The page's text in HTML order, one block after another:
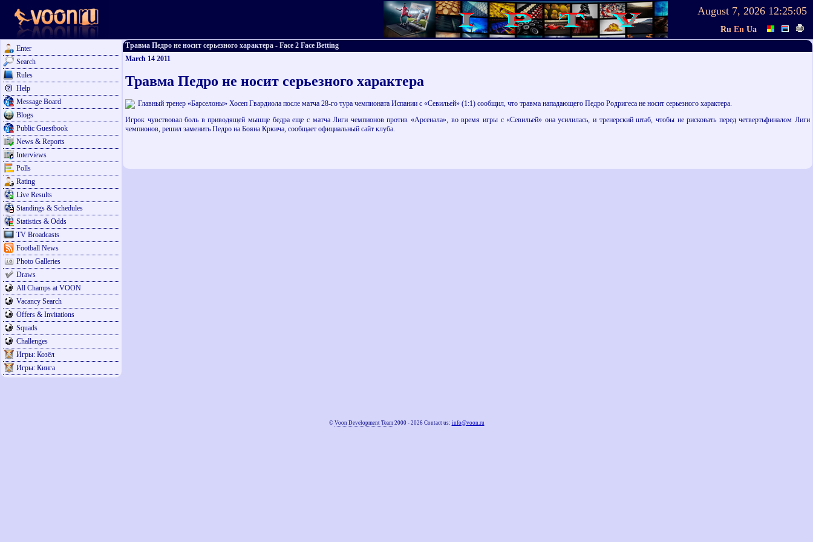
August 7, 2026 12:25:05
Ru En Ua
Enter
Search
Rules
Help
Message Board
Blogs
Public Guestbook
News & Reports
Interviews
Polls
Rating
Live Results
Standings & Schedules
Statistics & Odds
TV Broadcasts
Football News
Photo Galleries
Draws
All Champs at VOON
Vacancy Search
Offers & Invitations
Squads
Challenges
Игры: Козёл
Игры: Кинга
Травма Педро не носит серьезного характера - Face 2 Face Betting
March 14 2011
Травма Педро не носит серьезного характера
Главный тренер «Барселоны» Хосеп Гвардиола после матча 28-го тура чемпионата Испании с «Севильей» (1:1) сообщил, что травма нападающего Педро Родригеса не носит серьезного характера.
Игрок чувствовал боль в приводящей мышце бедра еще с матча Лиги чемпионов против «Арсенала», во время игры с «Севильей» она усилилась, и тренерский штаб, чтобы не рисковать перед четвертьфиналом Лиги
чемпионов, решил заменить Педро на Бояна Кркича, сообщает официальный сайт клуба.
© Voon Development Team2000 - 2026 Contact us: info@voon.ru